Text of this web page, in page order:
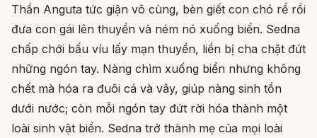
Thần Anguta tức giận vô cùng, bèn giết con chó rể rồi
đưa con gái lên thuyền và ném nó xuống biển. Sedna
chấp chới bấu víu lấy mạn thuyền, liền bị cha chặt đứt
những ngón tay. Nàng chìm xuống biển nhưng không
chết mà hóa ra đuôi cá và vây, giúp nàng sinh tồn
dưới nước; còn mỗi ngón tay đứt rời hóa thành một
loài sinh vật biển. Sedna trở thành mẹ của mọi loài